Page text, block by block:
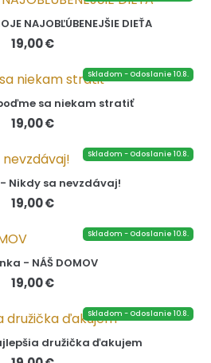
NAJOBĽÚBENEJŠIE DIEŤA
19,00 €
Skladom - Odoslanie 10.8.
sa niekam stratiť
19,00 €
Skladom - Odoslanie 10.8.
Nikdy sa nevzdávaj!
19,00 €
Skladom - Odoslanie 10.8.
- NÁŠ DOMOV
19,00 €
Skladom - Odoslanie 10.8.
družička ďakujem